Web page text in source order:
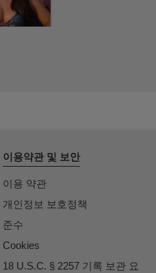
이용약관 및 보안
이용 약관
개인정보 보호정책
준수
Cookies
18 U.S.C. § 2257 기록 보관 요